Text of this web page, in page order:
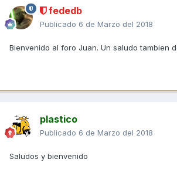
fededb
Publicado 6 de Marzo del 2018
Bienvenido al foro Juan. Un saludo tambien
plastico
Publicado 6 de Marzo del 2018
Saludos y bienvenido